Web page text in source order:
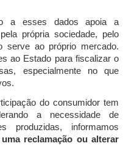
a esses dados apoia a
própria sociedade, pelo
serve ao próprio mercado.
ao Estado para fiscalizar o
especialmente no que
do consumidor tem
a necessidade de
produzidas, informamos
reclamação ou alterar